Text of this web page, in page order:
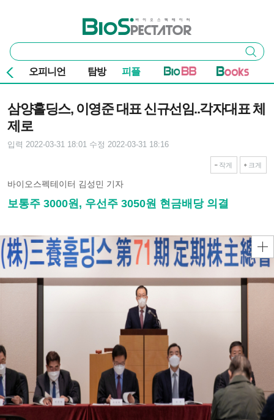
바이오스펙테이터
통
합
검
색
검색
오피니언 탐방 피플
삼양홀딩스, 이영준 대표 신규선임..각자대표 체
제로
입력 2022-03-31 18:01 수정 2022-03-31 18:16
작게 크게
바이오스펙테이터 김성민 기자
보통주 3000원, 우선주 3050원 현금배당 의결